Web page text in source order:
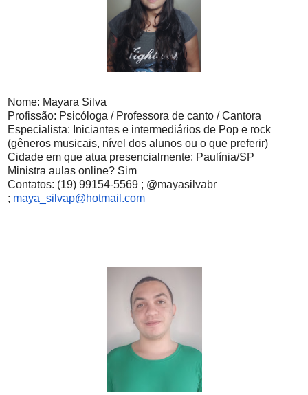
Nome: Mayara Silva
Profissão: Psicóloga / Professora de canto / Cantora
Especialista: Iniciantes e intermediários de Pop e rock
(gêneros musicais, nível dos alunos ou o que preferir)
Cidade em que atua presencialmente: Paulínia/SP
Ministra aulas online? Sim
Contatos: (19) 99154-5569 ; @mayasilvabr
; maya_silvap@hotmail.com